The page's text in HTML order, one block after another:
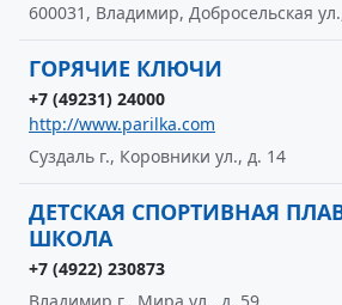
600031, Владимир, Добросельская
ГОРЯЧИЕ КЛЮЧИ
+7 (49231) 24000
http://www.parilka.com
Суздаль г., Коровники ул., д. 14
ДЕТСКАЯ СПОРТИВНАЯ
ШКОЛА
+7 (4922) 230873